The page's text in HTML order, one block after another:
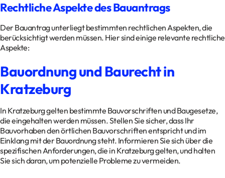
Rechtliche Aspekte des Bauantrags
Der Bauantrag unterliegt bestimmten rechtlichen Aspekten, die
berücksichtigt werden müssen. Hier sind einige relevante rechtliche
Aspekte:
Bauordnung und Baurecht in
Kratzeburg
In Kratzeburg gelten bestimmte Bauvorschriften und Baugesetze,
die eingehalten werden müssen. Stellen Sie sicher, dass Ihr
Bauvorhaben den örtlichen Bauvorschriften entspricht und im
Einklang mit der Bauordnung steht. Informieren Sie sich über die
spezifischen Anforderungen, die in Kratzeburg gelten, und halten
Sie sich daran, um potenzielle Probleme zu vermeiden.